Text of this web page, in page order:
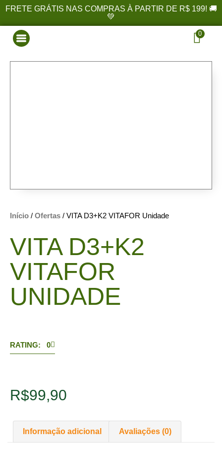
FRETE GRÁTIS NAS COMPRAS À PARTIR DE R$ 199! 🚚
💚
0
Início / Ofertas / VITA D3+K2 VITAFOR Unidade
VITA D3+K2
VITAFOR
UNIDADE
RATING: 0
R$99,90
Informação adicional Avaliações (0)